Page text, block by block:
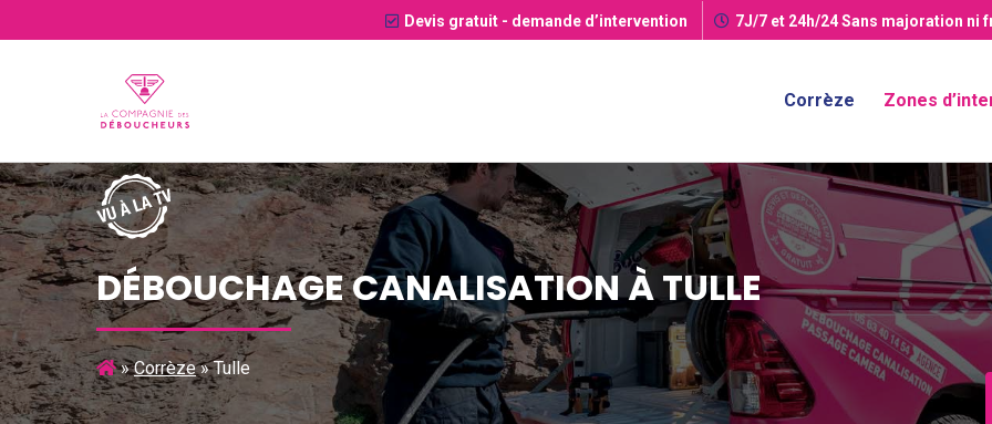
Devis gratuit - demande d’intervention 7J/7 et 24h/24Sans majoration ni
Corrèze Zones
DÉBOUCHAGE CANALISATION À TULLE
»Corrèze»Tulle